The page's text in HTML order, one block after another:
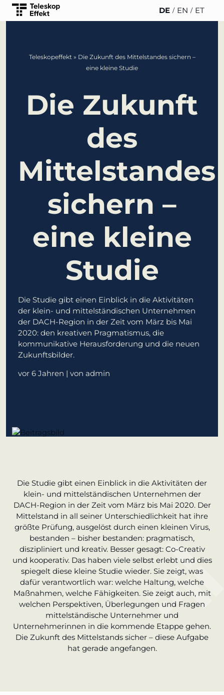
DE EN ET
STARTSEITE
Innovationsreise
Wissensmanagement
Innovation für
lernen aus Estland
estnische Startups
in Deutschland
Neues
Betriebsmodell:
Effizienzpotenziale
heben
KundenBank2030
TELESKOPEFFEKT
Silber-Partner
Bronze-Partner
Unterstützer
WERO
Teleskopeffekt » Die Zukunft des Mittelstandes sichern –
eine kleine Studie
Die Zukunft
des
Mittelstandes
sichern –
eine kleine
Studie
Die Studie gibt einen Einblick in die Aktivitäten
der klein- und mittelständischen Unternehmen
der DACH-Region in der Zeit vom März bis Mai
2020: den kreativen Pragmatismus, die
kommunikative Herausforderung und die neuen
Zukunftsbilder.
vor 6 Jahren | von admin
Die Studie gibt einen Einblick in die Aktivitäten der
klein- und mittelständischen Unternehmen der
DACH-Region in der Zeit vom März bis Mai 2020. Der
Mittelstand in all seiner Unterschiedlichkeit hat ihre
größte Prüfung, ausgelöst durch einen kleinen Virus,
bestanden – bisher bestanden: pragmatisch,
diszipliniert und kreativ. Besser gesagt: Co-Creativ
und kooperativ. Das haben viele selbst erlebt und dies
spiegelt diese kleine Studie wieder. Sie zeigt, was
dafür verantwortlich war: welche Haltung, welche
Maßnahmen, welche Fähigkeiten. Sie zeigt auch, mit
welchen Perspektiven, Überlegungen und Fragen
mittelständische Unternehmer und
Unternehmerinnen in die kommende Etappe gehen.
Die Zukunft des Mittelstands sicher – diese Aufgabe
hat gerade angefangen.